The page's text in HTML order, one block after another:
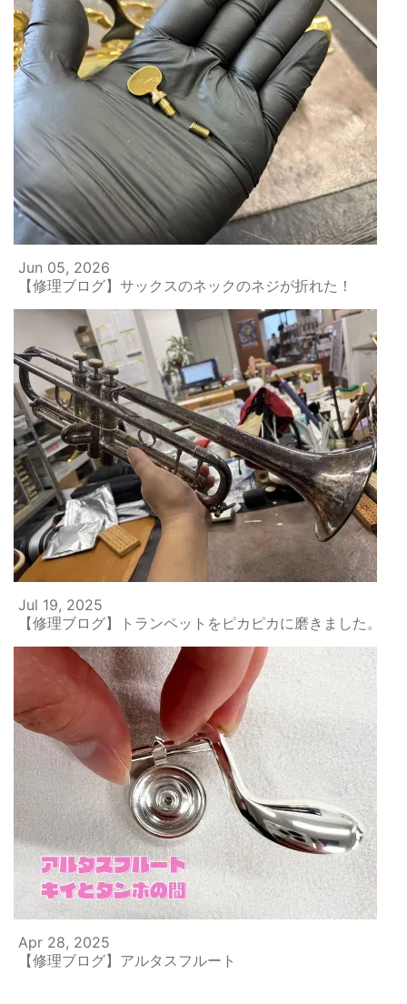
Jun 05, 2026
【修理ブログ】サックスのネックのネジが折れた！
Jul 19, 2025
【修理ブログ】トランペットをピカピカに磨きました。
Apr 28, 2025
【修理ブログ】アルタスフルート